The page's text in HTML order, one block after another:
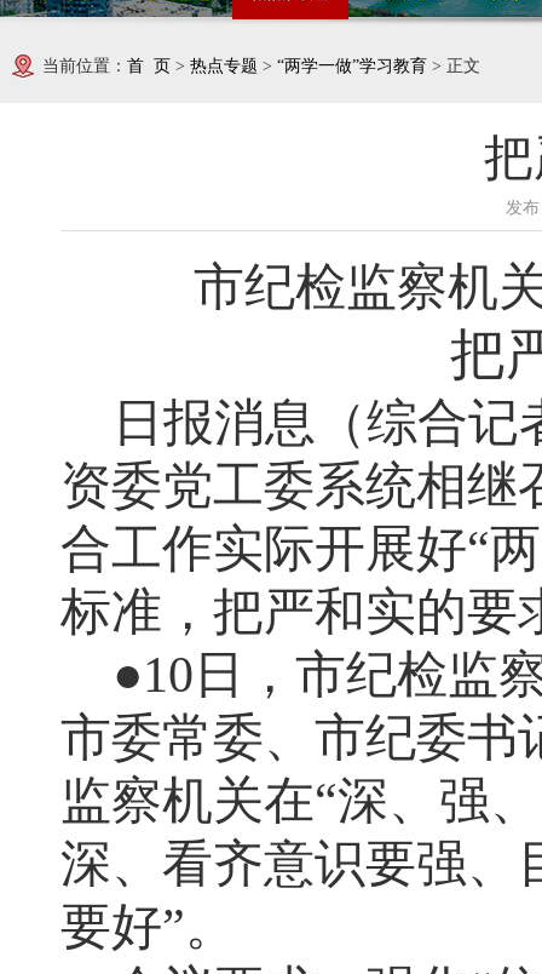
当前位置： 首 页 > 热点专题 > “两学一做”学习教育 > 正文
发
市纪检监察机
把
日报消息（综合
资委党工委系统相继
合工作实际开展好“
标准，把严和实的要
●10 日，市纪检监
市委常委、市纪委书
监察机关在“深、强
深、看齐意识要强、
要好”。